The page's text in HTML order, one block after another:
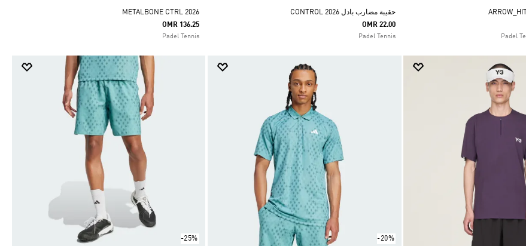
حقيبة مضارب بادل CONTROL 2026
OMR 22.00
Padel Tennis
METALBONE CTRL 2026
OMR 136.25
Padel Tennis
-20%
-25%